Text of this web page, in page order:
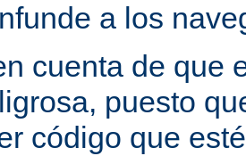
a los
cuenta de que
puesto
código que